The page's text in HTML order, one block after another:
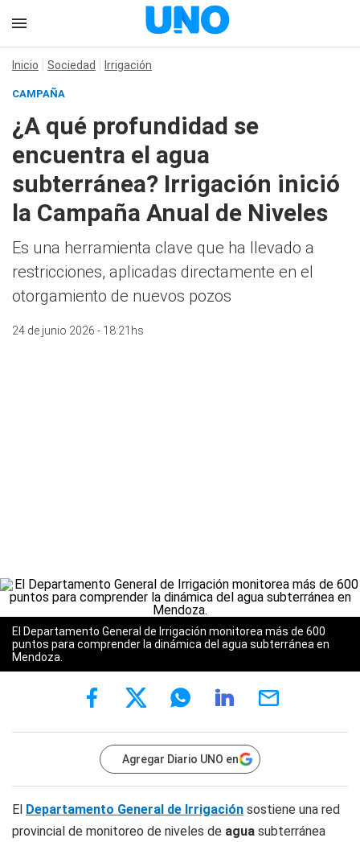
Inicio Sociedad Irrigación
CAMPAÑA
¿A qué profundidad se
encuentra el agua
subterránea? Irrigación inició
la Campaña Anual de Niveles
Es una herramienta clave que ha llevado a
restricciones, aplicadas directamente en el
otorgamiento de nuevos pozos
24 de junio 2026 - 18:21hs
El Departamento General de Irrigación monitorea más de 600
puntos para comprender la dinámica del agua subterránea en
Mendoza.
Agregar Diario UNO en
El Departamento General de Irrigación sostiene una red
provincial de monitoreo de niveles de agua subterránea